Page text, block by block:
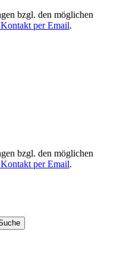
bzgl. den möglichen
per Email.
bzgl. den möglichen
per Email.